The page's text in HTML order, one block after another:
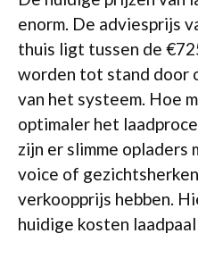
enorm. De adviesprijs
thuis ligt tussen de
worden tot stand door
van het systeem. Hoe
optimaler het
zijn er slimme opladers
voice of
verkoopprijs hebben.
huidige kosten laadpaal